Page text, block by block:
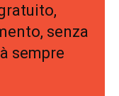
senza
sempre